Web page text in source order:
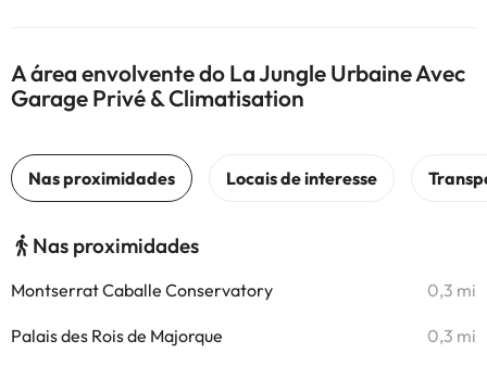
A área envolvente do La Jungle Urbaine Avec
Garage Privé & Climatisation
Nas proximidades
Montserrat Caballe Conservatory 0,3 mi
Palais des Rois de Majorque 0,3 mi